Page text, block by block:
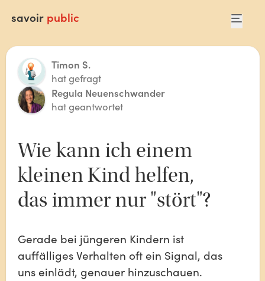
savoir public
Timon S.
hat gefragt
Regula Neuenschwander
hat geantwortet
Wie kann ich einem
kleinen Kind helfen,
das immer nur "stört"?
Gerade bei jüngeren Kindern ist
auffälliges Verhalten oft ein Signal, das
uns einlädt, genauer hinzuschauen.